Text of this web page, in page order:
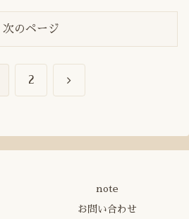
次のページ
2 次
note
お問い合わせ